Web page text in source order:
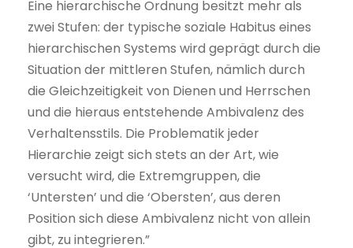
Eine hierarchische Ordnung besitzt mehr als
zwei Stufen: der typische soziale Habitus eines
hierarchischen Systems wird geprägt durch die
Situation der mittleren Stufen, nämlich durch
die Gleichzeitigkeit von Dienen und Herrschen
und die hieraus entstehende Ambivalenz des
Verhaltensstils. Die Problematik jeder
Hierarchie zeigt sich stets an der Art, wie
versucht wird, die Extremgruppen, die
‘Untersten’ und die ‘Obersten’, aus deren
Position sich diese Ambivalenz nicht von allein
gibt, zu integrieren.”